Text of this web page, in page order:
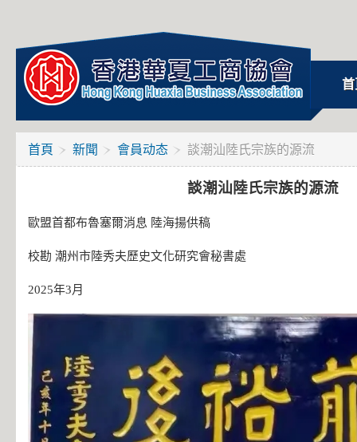
首
首頁 新聞 會員动态 談潮汕陸氏宗族的源流
談潮汕陸氏宗族的源流
歐盟首都布魯塞爾消息 陸海揚供稿
校勘 潮州市陸秀夫歷史文化研究會秘書處
2025年3月